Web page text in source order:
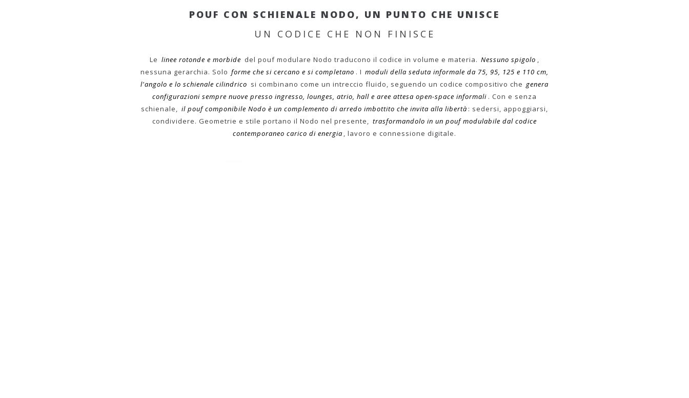
POUF CON SCHIENALE NODO, UN PUNTO CHE UNISCE
UN CODICE CHE NON FINISCE
Le linee rotonde e morbide del pouf modulare Nodo traducono il codice in volume e materia. Nessuno spigolo ,
nessuna gerarchia. Solo forme che si cercano e si completano . I moduli della seduta informale da 75, 95, 125 e 110 cm,
l'angolo e lo schienale cilindrico si combinano come un intreccio fluido, seguendo un codice compositivo che genera
configurazioni sempre nuove presso ingresso, lounges, atrio, hall e aree attesa open-space informali . Con e senza
schienale, il pouf componibile Nodo è un complemento di arredo imbottito che invita alla libertà : sedersi, appoggiarsi,
condividere. Geometrie e stile portano il Nodo nel presente, trasformandolo in un pouf modulabile dal codice
contemporaneo carico di energia , lavoro e connessione digitale.